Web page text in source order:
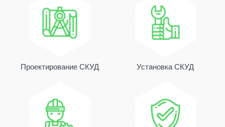
Проектирование СКУД Установка СКУД